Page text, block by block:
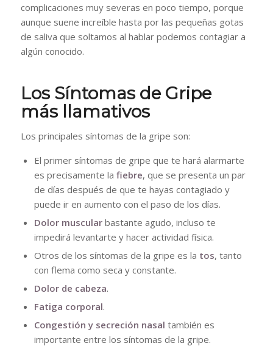
complicaciones muy severas en poco tiempo, porque
aunque suene increíble hasta por las pequeñas gotas
de saliva que soltamos al hablar podemos contagiar a
algún conocido.
Los Síntomas de Gripe
más llamativos
Los principales síntomas de la gripe son:
El primer síntomas de gripe que te hará alarmarte
es precisamente la fiebre, que se presenta un par
de días después de que te hayas contagiado y
puede ir en aumento con el paso de los días.
Dolor muscularbastante agudo, incluso te
impedirá levantarte y hacer actividad física.
Otros de los síntomas de la gripe es la tos, tanto
con flema como seca y constante.
Dolor de cabeza.
Fatiga corporal.
Congestión y secreción nasal también es
importante entre los síntomas de la gripe.